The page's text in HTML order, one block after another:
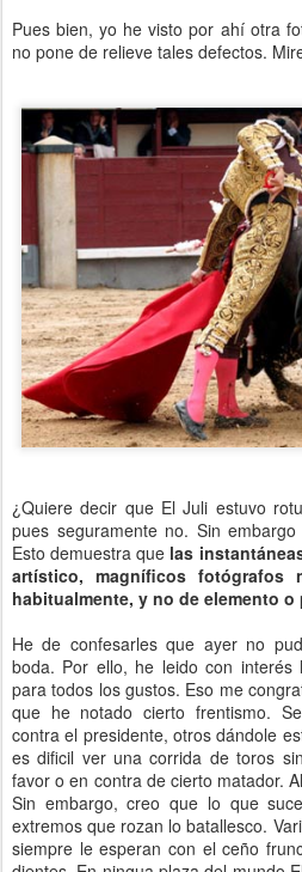
Pues bien, yo he visto por ahí otra
no pone de relieve tales defectos.
¿Quiere decir que El Juli estuvo
pues seguramente no. Sin
Esto demuestra que las
artístico, magníficos
habitualmente, y no de elemento
He de confesarles que ayer no
boda. Por ello, he leido con interés
para todos los gustos. Eso me
que he notado cierto frentismo.
contra el presidente, otros dándole
es dificil ver una corrida de toros
favor o en contra de cierto matador.
Sin embargo, creo que lo que
extremos que rozan lo batallesco.
siempre le esperan con el ceño